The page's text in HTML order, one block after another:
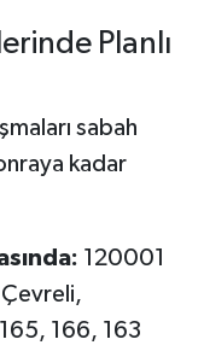
Planlı
sabah
kadar
120001
Çevreli,
166, 163